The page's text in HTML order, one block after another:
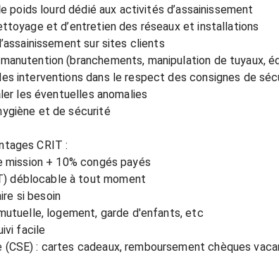
poids lourd dédié aux activités d’assainissement
et d’entretien des réseaux et installations
sur sites clients
(branchements, manipulation de tuyaux,
interventions dans le respect des consignes de
les éventuelles anomalies
et de sécurité
CRIT :
+ 10% congés payés
déblocable à tout moment
si besoin
logement, garde d'enfants, etc
facile
: cartes cadeaux, remboursement chèques